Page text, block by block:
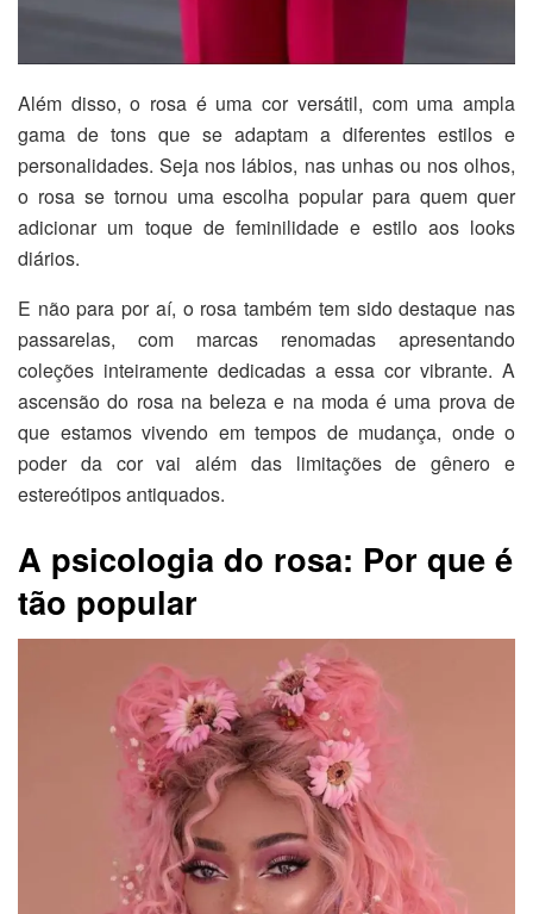
Além disso, o rosa é uma cor versátil, com uma ampla
gama de tons que se adaptam a diferentes estilos e
personalidades. Seja nos lábios, nas unhas ou nos olhos,
o rosa se tornou uma escolha popular para quem quer
adicionar um toque de feminilidade e estilo aos looks
diários.
E não para por aí, o rosa também tem sido destaque nas
passarelas, com marcas renomadas apresentando
coleções inteiramente dedicadas a essa cor vibrante. A
ascensão do rosa na beleza e na moda é uma prova de
que estamos vivendo em tempos de mudança, onde o
poder da cor vai além das limitações de gênero e
estereótipos antiquados.
A psicologia do rosa: Por que é
tão popular